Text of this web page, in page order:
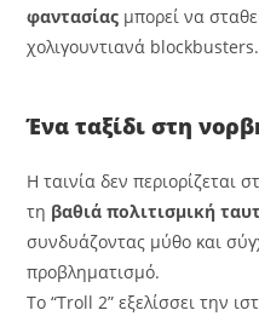
φαντασίας μπορεί να
χολιγουντιανά blockbusters.
Ένα ταξίδι στη
Η ταινία δεν περιορίζεται
τη βαθιά πολιτισμική
συνδυάζοντας μύθο και
προβληματισμό.
Το “Troll 2” εξελίσσει την